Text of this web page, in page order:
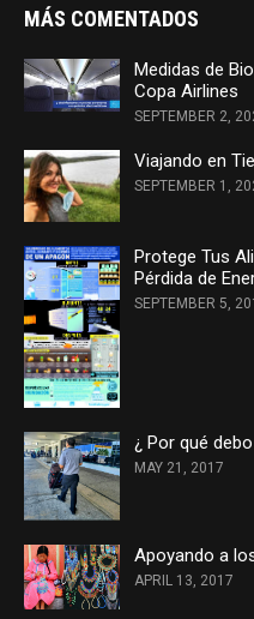
MÁS COMENTADOS
Medidas de
Copa Airlines
SEPTEMBER 2,
Viajando en
SEPTEMBER 1,
Protege Tus
Pérdida de
SEPTEMBER 5,
¿ Por qué
MAY 21, 2017
Apoyando a
APRIL 13, 2017